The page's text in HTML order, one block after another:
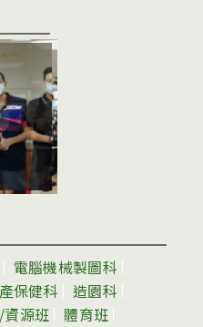
電腦機械製圖科
保健科
造園科
源班 體育班